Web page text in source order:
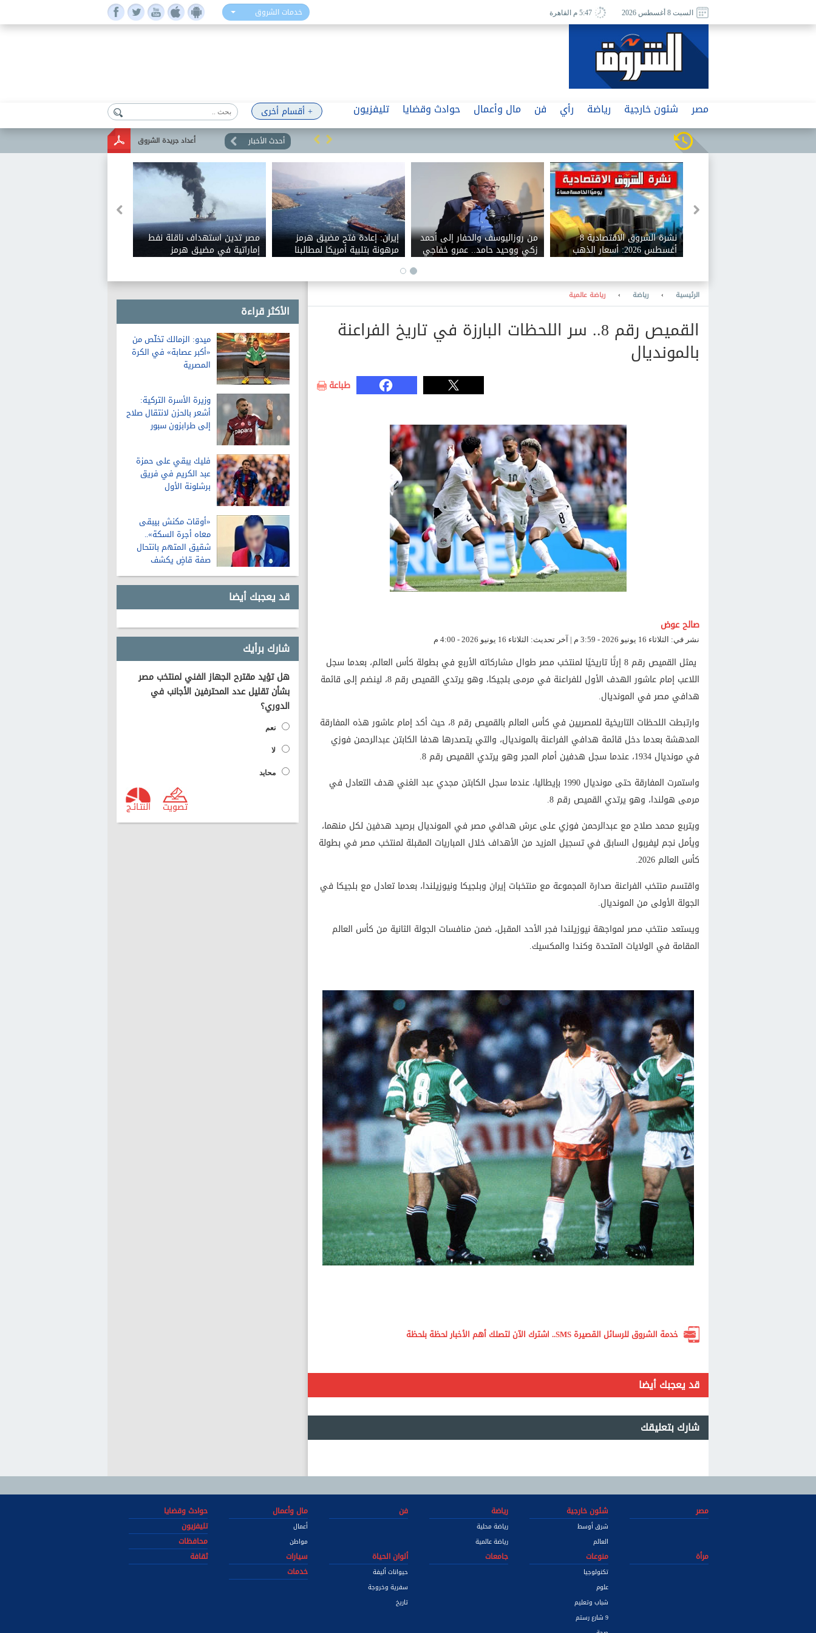
خدمات الشروق السبت 8 أغسطس 2026 5:47 م القاهرة
+ أقسام أخرى مصر شئون خارجية رياضة رأي فن مال وأعمال حوادث وقضايا تليفزيون
أعداد جريدة الشروق أحدث الأخبار
نشرة الشروق الاقتصادية 8
أغسطس 2026: أسعار الذهب
تقفز 160 جنيها وخطط لتعميق
من روزاليوسف والحفار إلى أحمد
زكي ووحيد حامد.. عمرو خفاجي
يفتح أرشيف تجربته
إيران: إعادة فتح مضيق هرمز
مرهونة بتلبية أمريكا لمطالبنا
مصر تدين استهداف ناقلة نفط
إماراتية في مضيق هرمز
الأكثر قراءة
ميدو: الزمالك تخلّص من
«أكبر عصابة» في الكرة
المصرية
وزيرة الأسرة التركية:
أشعر بالحزن لانتقال صلاح
إلى طرابزون سبور
فليك يبقي على حمزة
عبد الكريم في فريق
برشلونة الأول
«أوقات مكنش بيبقى
معاه أجرة السكة»..
شقيق المتهم بانتحال
صفة قاضٍ يكشف
تفاصيل عن حياته قبل
الواقعة
قد يعجبك أيضا
شارك برأيك
هل تؤيد مقترح الجهاز الفني لمنتخب مصر
بشأن تقليل عدد المحترفين الأجانب في
الدوري؟
نعم
لا
محايد
النتـائـج تصويت
الرئيسية › رياضة › رياضة عالمية
القميص رقم 8.. سر اللحظات البارزة في تاريخ الفراعنة
بالمونديال
طباعة
صالح عوض
نشر في: الثلاثاء 16 يونيو 2026 - 3:59 م | آخر تحديث: الثلاثاء 16 يونيو 2026 - 4:00 م
يمثل القميص رقم 8 إرثًا تاريخيًا لمنتخب مصر طوال مشاركاته الأربع في بطولة كأس العالم، بعدما سجل
اللاعب إمام عاشور الهدف الأول للفراعنة في مرمى بلجيكا، وهو يرتدي القميص رقم 8، لينضم إلى قائمة
هدافي مصر في المونديال.
وارتبطت اللحظات التاريخية للمصريين في كأس العالم بالقميص رقم 8، حيث أكد إمام عاشور هذه المفارقة
المدهشة بعدما دخل قائمة هدافي الفراعنة بالمونديال، والتي يتصدرها هدفا الكابتن عبدالرحمن فوزي
في مونديال 1934، عندما سجل هدفين أمام المجر وهو يرتدي القميص رقم 8.
واستمرت المفارقة حتى مونديال 1990 بإيطاليا، عندما سجل الكابتن مجدي عبد الغني هدف التعادل في
مرمى هولندا، وهو يرتدي القميص رقم 8.
ويتربع محمد صلاح مع عبدالرحمن فوزي على عرش هدافي مصر في المونديال برصيد هدفين لكل منهما،
ويأمل نجم ليفربول السابق في تسجيل المزيد من الأهداف خلال المباريات المقبلة لمنتخب مصر في بطولة
كأس العالم 2026.
واقتسم منتخب الفراعنة صدارة المجموعة مع منتخبات إيران وبلجيكا ونيوزيلندا، بعدما تعادل مع بلجيكا في
الجولة الأولى من المونديال.
ويستعد منتخب مصر لمواجهة نيوزيلندا فجر الأحد المقبل، ضمن منافسات الجولة الثانية من كأس العالم
المقامة في الولايات المتحدة وكندا والمكسيك.
خدمة الشروق للرسائل القصيرة SMS.. اشترك الآن لتصلك أهم الأخبار لحظة بلحظة
قد يعجبك أيضا
شارك بتعليقك
مصر شئون خارجية
شرق أوسط
العالم
رياضة
رياضة محلية
رياضة عالمية
فن مال وأعمال
أعمال
مواطن
حوادث وقضايا
تليفزيون
محافظات
مرأة
منوعات
تكنولوجيا
علوم
شباب وتعليم
9 شارع رستم
جامعات ألوان الحياة
حيوانات أليفة
سفرية وخروجة
تاريخ
سيارات
ثقافة
خدمات